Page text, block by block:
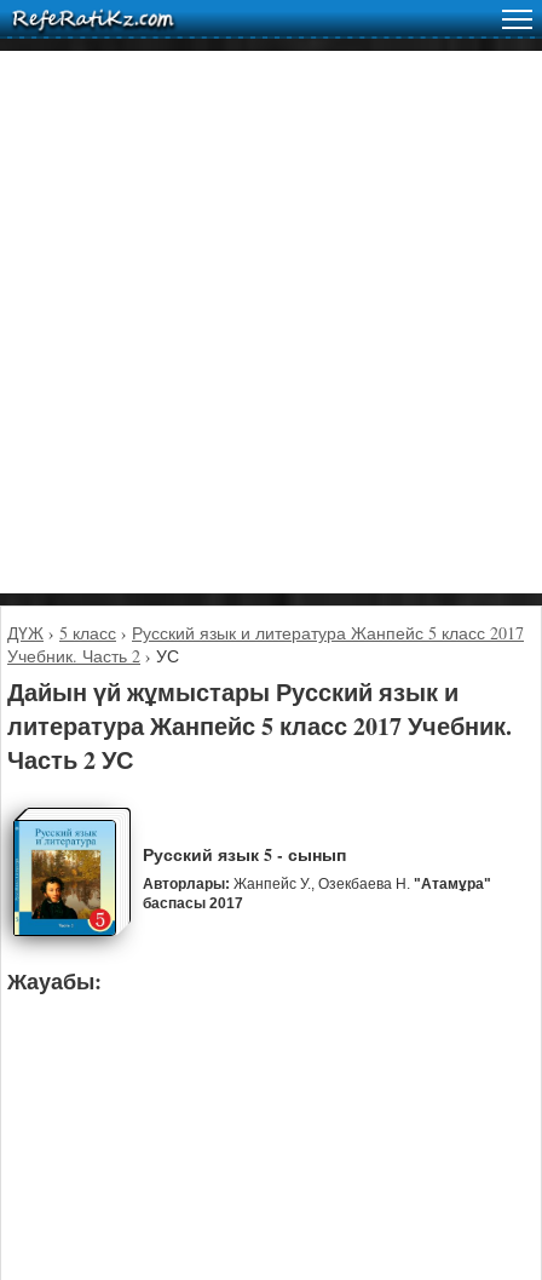
ДҮЖ › 5 класс › Русский язык и литература Жанпейс 5 класс 2017
Учебник. Часть 2 › УС
Дайын үй жұмыстары Русский язык и
литература Жанпейс 5 класс 2017 Учебник.
Часть 2 УС
Русский язык 5 - сынып
Авторлары: Жанпейс У., Озекбаева Н. "Атамұра"
баспасы 2017
Жауабы: